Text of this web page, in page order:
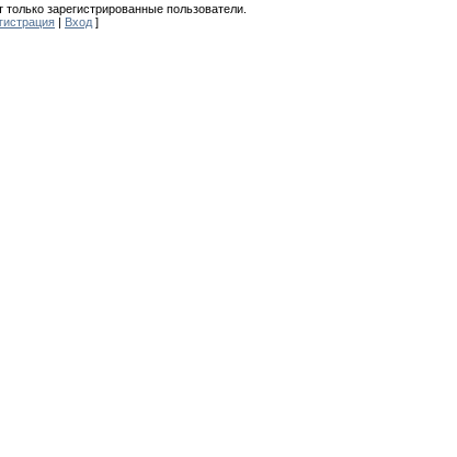
зарегистрированные пользователи.
| Вход ]